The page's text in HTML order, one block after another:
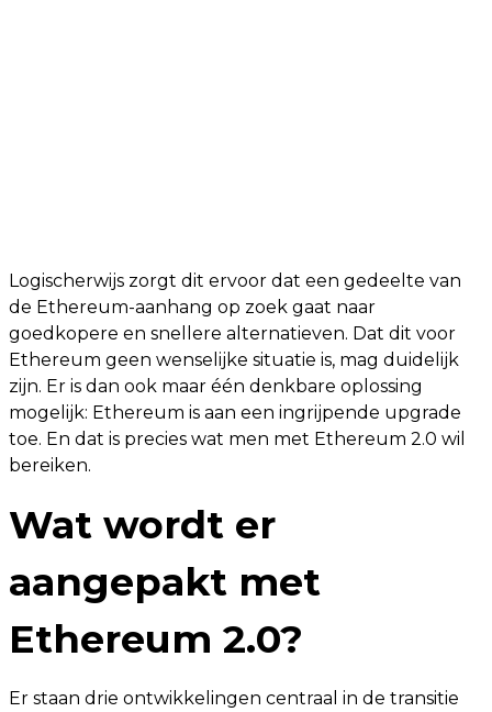
Logischerwijs zorgt dit ervoor dat een gedeelte van
de Ethereum-aanhang op zoek gaat naar
goedkopere en snellere alternatieven. Dat dit voor
Ethereum geen wenselijke situatie is, mag duidelijk
zijn. Er is dan ook maar één denkbare oplossing
mogelijk: Ethereum is aan een ingrijpende upgrade
toe. En dat is precies wat men met Ethereum 2.0 wil
bereiken.
Wat wordt er
aangepakt met
Ethereum 2.0?
Er staan drie ontwikkelingen centraal in de transitie